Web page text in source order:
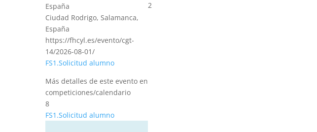
España
Ciudad Rodrigo, Salamanca,
España
https://fhcyl.es/evento/cgt-
14/2026-08-01/
FS1.Solicitud alumno
Más detalles de este evento en
competiciones/calendario
2
8
FS1.Solicitud alumno